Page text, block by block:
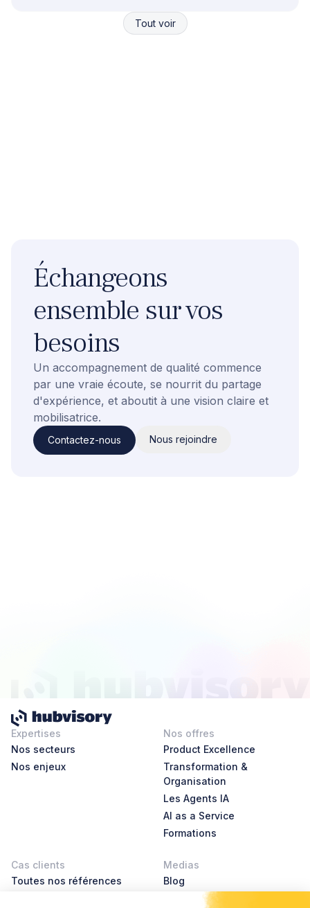
Tout voir
Échangeons
ensemble sur vos
besoins
Un accompagnement de qualité commence
par une vraie écoute, se nourrit du partage
d'expérience, et aboutit à une vision claire et
mobilisatrice.
Contactez-nous Nous rejoindre
Expertises
Nos secteurs
Nos enjeux
Nos offres
Product Excellence
Transformation &
Organisation
Les Agents IA
AI as a Service
Formations
Cas clients
Toutes nos références
Medias
Blog
AI Leader Stories